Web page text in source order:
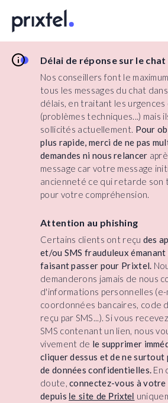
Délai de réponse sur le chat
Nos conseillers font le
tous les messages du chat
délais, en traitant les
(problèmes techniques...) mais
sollicités actuellement. Pour
plus rapide, merci de ne pas
demandes ni nous relancer
message car votre message
ancienneté ce qui retarde son
pour votre compréhension.
Attention au phishing
Certains clients ont reçu des
et/ou SMS frauduleux émanant
faisant passer pour Prixtel.
demanderons jamais de nous
d'informations personnelles (e-
coordonnées bancaires, code
reçu par SMS...). Si vous
SMS contenant un lien, nous
vivement de le supprimer
cliquer dessus et de ne surtout
de données confidentielles. En
doute,connectez-vous à votre
depuis le site de Prixtel